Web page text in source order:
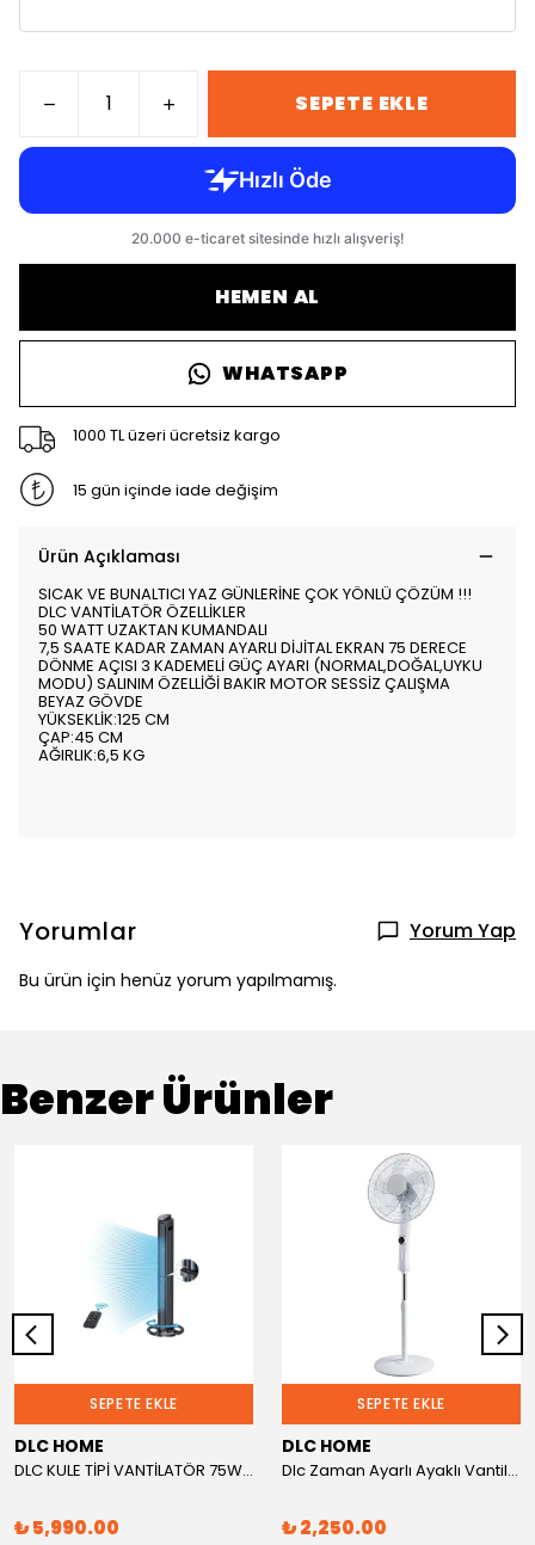
SEPETE EKLE
HEMEN AL
WHATSAPP
1000 TL üzeri ücretsiz kargo
15 gün içinde iade değişim
Ürün Açıklaması
SICAK VE BUNALTICI YAZ GÜNLERİNE ÇOK YÖNLÜ ÇÖZÜM !!!
DLC VANTİLATÖR ÖZELLİKLER
50 WATT UZAKTAN KUMANDALI
7,5 SAATE KADAR ZAMAN AYARLI DİJİTAL EKRAN 75 DERECE
DÖNME AÇISI 3 KADEMELİ GÜÇ AYARI (NORMAL,DOĞAL,UYKU
MODU) SALINIM ÖZELLİĞİ BAKIR MOTOR SESSİZ ÇALIŞMA
BEYAZ GÖVDE
YÜKSEKLİK:125 CM
ÇAP:45 CM
AĞIRLIK:6,5 KG
Yorumlar Yorum Yap
Bu ürün için henüz yorum yapılmamış.
Benzer Ürünler
SEPETE EKLE
DLC HOME
DLC KULE TİPİ VANTİLATÖR 75W KUMANDALI Teşhir
₺ 5,990.00
SEPETE EKLE
DLC HOME
Dlc Zaman Ayarlı Ayaklı Vantilatör 50 Watt Beyaz (TEŞHİR)
₺ 2,250.00